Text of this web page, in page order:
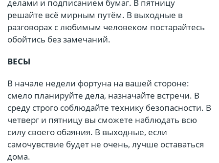
делами и подписанием бумаг. В пятницу
решайте всё мирным путём. В выходные в
разговорах с любимым человеком постарайтесь
обойтись без замечаний.
ВЕСЫ
В начале недели фортуна на вашей стороне:
смело планируйте дела, назначайте встречи. В
среду строго соблюдайте технику безопасности. В
четверг и пятницу вы сможете наблюдать всю
силу своего обаяния. В выходные, если
самочувствие будет не очень, лучше оставаться
дома.